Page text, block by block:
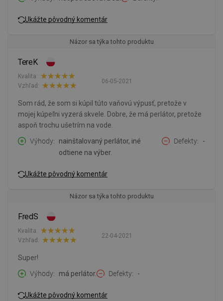
Ukážte pôvodný komentár
Názor sa týka tohto produktu
TereK
06-05-2021
Kvalita:
Vzhľad:
Som rád, že som si kúpil túto vaňovú výpusť, pretože v
mojej kúpeľni vyzerá skvele. Dobre, že má perlátor, pretože
aspoň trochu ušetrím na vode.
Výhody
nainštalovaný perlátor, iné
odtiene na výber.
Defekty -
Ukážte pôvodný komentár
Názor sa týka tohto produktu
FredS
22-04-2021
Kvalita:
Vzhľad:
Super!
Výhody
má perlátor. Defekty -
Ukážte pôvodný komentár